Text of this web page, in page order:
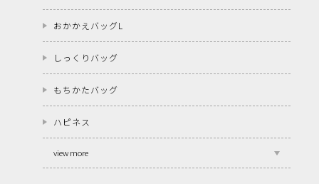
おかかえバッグL
しっくりバッグ
もちかたバッグ
ハピネス
view more